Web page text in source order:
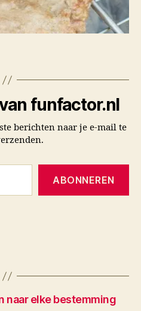
funfactor.nl
berichten naar je e-mail te
ABONNEREN
naar elke bestemming